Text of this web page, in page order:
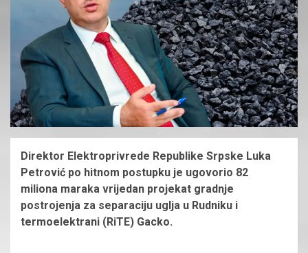
Direktor Elektroprivrede Republike Srpske Luka
Petrović po hitnom postupku je ugovorio 82
miliona maraka vrijedan projekat gradnje
postrojenja za separaciju uglja u Rudniku i
termoelektrani (RiTE) Gacko.